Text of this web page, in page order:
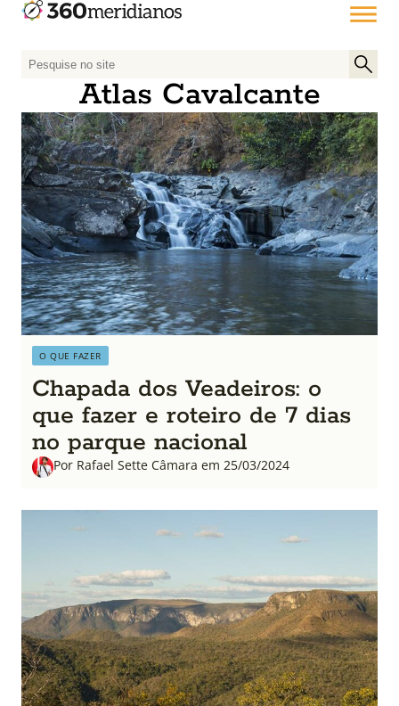
P
q
u
i
s
a
r
p
o
r
:
Atlas Cavalcante
O QUE FAZER
Chapada dos Veadeiros: o
que fazer e roteiro de 7 dias
no parque nacional
Por Rafael Sette Câmara em 25/03/2024